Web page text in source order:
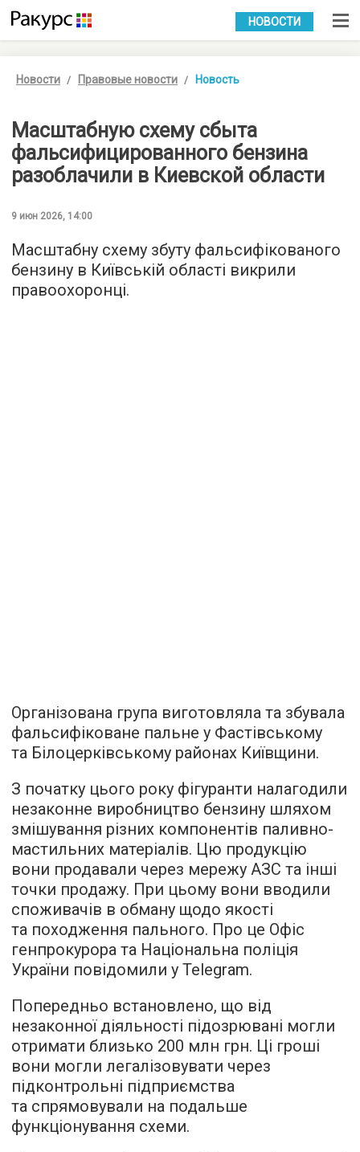
УКР РУС
НОВОСТИ
Новости Правовые новости Новость
Масштабную схему сбыта
фальсифицированного бензина
разоблачили в Киевской области
9 июн 2026, 14:00
Масштабну схему збуту фальсифікованого
бензину в Київській області викрили
правоохоронці.
Організована група виготовляла та збувала
фальсифіковане пальне у Фастівському
та Білоцерківському районах Київщини.
З початку цього року фігуранти налагодили
незаконне виробництво бензину шляхом
змішування різних компонентів паливно-
мастильних матеріалів. Цю продукцію
вони продавали через мережу АЗС та інші
точки продажу. При цьому вони вводили
споживачів в обману щодо якості
та походження пального. Про це Офіс
генпрокурора та Національна поліція
України повідомили у Telegram.
Попередньо встановлено, що від
незаконної діяльності підозрювані могли
отримати близько 200 млн грн. Ці гроші
вони могли легалізовувати через
підконтрольні підприємства
та спрямовували на подальше
функціонування схеми.